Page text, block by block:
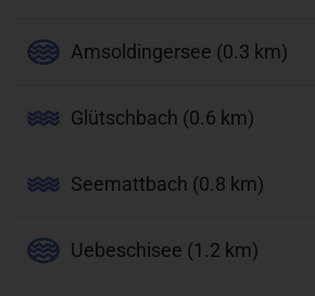
Amsoldingersee (0.3 km)
Glütschbach (0.6 km)
Seemattbach (0.8 km)
Uebeschisee (1.2 km)